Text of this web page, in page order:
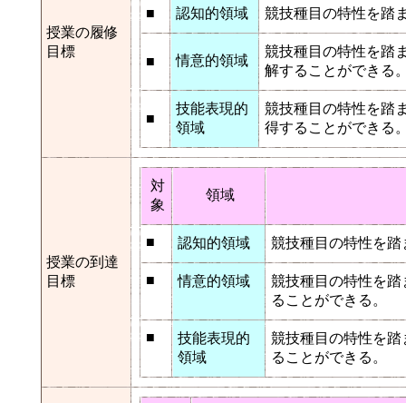
授業の履修
目標
■ 認知的領域 競技種目の特性を踏
■ 情意的領域
競技種目の特性を踏
解することができる
■
技能表現的
領域
競技種目の特性を踏
得することができる
授業の到達
目標
対
象
領域
■ 認知的領域 競技種目の特性を
■ 情意的領域
競技種目の特性を
ることができる。
■
技能表現的
領域
競技種目の特性を
ることができる。